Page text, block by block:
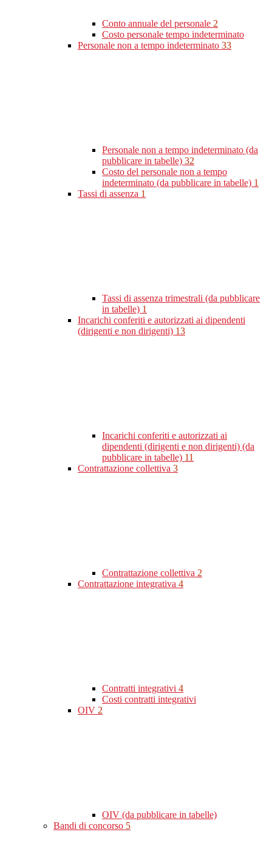
Conto annuale del personale 2
Costo personale tempo indeterminato
Personale non a tempo indeterminato 33
Personale non a tempo indeterminato (da
pubblicare in tabelle) 32
Costo del personale non a tempo
indeterminato (da pubblicare in tabelle) 1
Tassi di assenza 1
Tassi di assenza trimestrali (da pubblicare
in tabelle) 1
Incarichi conferiti e autorizzati ai dipendenti
(dirigenti e non dirigenti) 13
Incarichi conferiti e autorizzati ai
dipendenti (dirigenti e non dirigenti) (da
pubblicare in tabelle) 11
Contrattazione collettiva 3
Contrattazione collettiva 2
Contrattazione integrativa 4
Contratti integrativi 4
Costi contratti integrativi
OIV 2
OIV (da pubblicare in tabelle)
Bandi di concorso 5